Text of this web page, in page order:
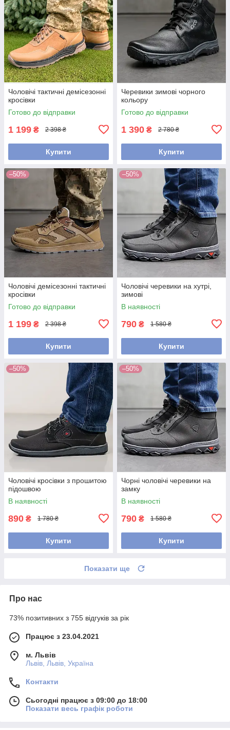
Чоловічі тактичні демісезонні
кросівки
Готово до відправки
1 199 ₴ 2 398 ₴
Купити
Черевики зимові чорного
кольору
Готово до відправки
1 390 ₴ 2 780 ₴
Купити
–50%
Чоловічі демісезонні тактичні
кросівки
Готово до відправки
1 199 ₴ 2 398 ₴
Купити
–50%
Чоловічі черевики на хутрі,
зимові
В наявності
790 ₴ 1 580 ₴
Купити
–50%
Чоловічі кросівки з прошитою
підошвою
В наявності
890 ₴ 1 780 ₴
Купити
–50%
Чорні чоловічі черевики на
замку
В наявності
790 ₴ 1 580 ₴
Купити
Показати ще
Про нас
73% позитивних з 755 відгуків за рік
Працює з 23.04.2021
м. Львів
Львів, Львів, Україна
Контакти
Сьогодні працює з 09:00 до 18:00
Показати весь графік роботи